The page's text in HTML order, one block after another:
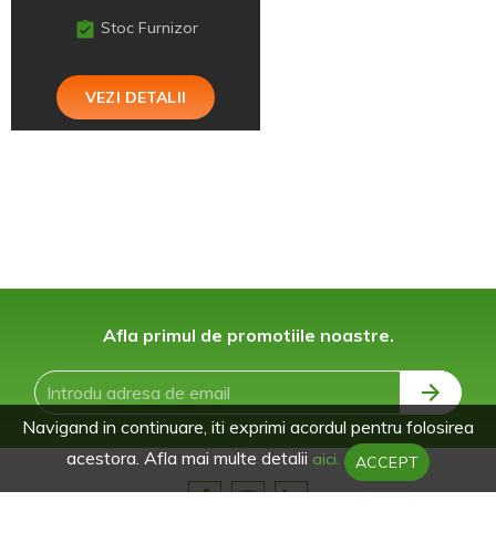
Stoc Furnizor
VEZI DETALII
Afla primul de promotiile noastre.
Navigand in continuare, iti exprimi acordul pentru folosirea
acestora. Afla mai multe detalii aici. ACCEPT